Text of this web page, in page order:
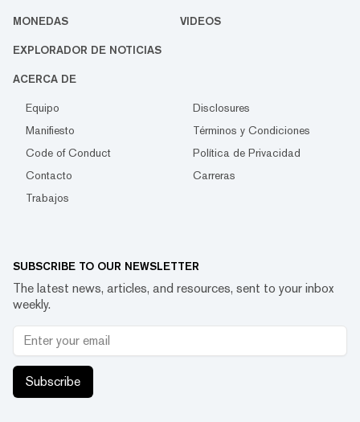
MONEDAS VIDEOS
EXPLORADOR DE NOTICIAS
ACERCA DE
Equipo
Disclosures
Manifiesto
Términos y Condiciones
Code of Conduct
Política de Privacidad
Contacto
Carreras
Trabajos
SUBSCRIBE TO OUR NEWSLETTER
The latest news, articles, and resources, sent to your inbox
weekly.
Subscribe